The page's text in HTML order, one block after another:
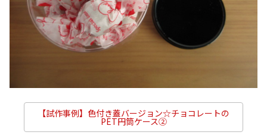
【試作事例】色付き蓋バージョン☆チョコレートの
PET円筒ケース②